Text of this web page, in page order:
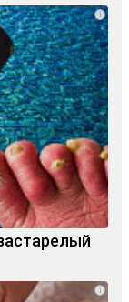
i
i